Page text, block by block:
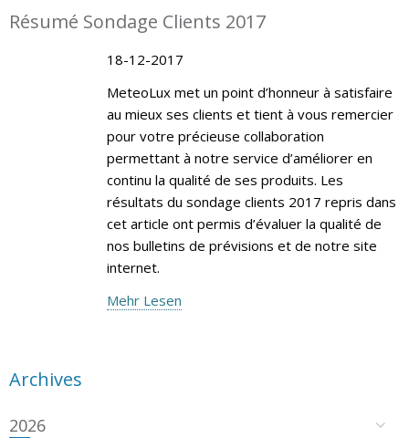
Résumé Sondage Clients 2017
18-12-2017
MeteoLux met un point d’honneur à satisfaire
au mieux ses clients et tient à vous remercier
pour votre précieuse collaboration
permettant à notre service d’améliorer en
continu la qualité de ses produits. Les
résultats du sondage clients 2017 repris dans
cet article ont permis d’évaluer la qualité de
nos bulletins de prévisions et de notre site
internet.
Mehr Lesen
Archives
2026